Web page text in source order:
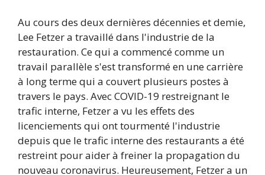
Au cours des deux dernières décennies et demie,
Lee Fetzer a travaillé dans l'industrie de la
restauration. Ce qui a commencé comme un
travail parallèle s'est transformé en une carrière
à long terme qui a couvert plusieurs postes à
travers le pays. Avec COVID-19 restreignant le
trafic interne, Fetzer a vu les effets des
licenciements qui ont tourmenté l'industrie
depuis que le trafic interne des restaurants a été
restreint pour aider à freiner la propagation du
nouveau coronavirus. Heureusement, Fetzer a un